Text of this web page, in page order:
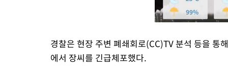
경찰은 현장 주변 폐쇄회로(CC)TV 분석 등을 통
에서 장씨를 긴급체포했다.